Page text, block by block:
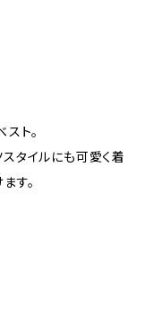
ト。
タイルにも可愛く着
す。